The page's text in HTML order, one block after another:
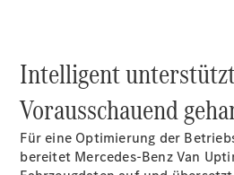
eSprinter
eSprinter
Fahrgestell
eSprinter
Pritschenwagen
Intelligent
Vorausschauend
Für eine Optimierung der
bereitet Mercedes-Benz Van